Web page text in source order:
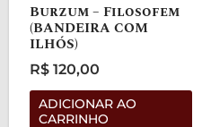
Burzum – Filosofem
(BANDEIRA COM
ILHÓS)
Avaliação
0
R$ 120,00
ADICIONAR AO
CARRINHO